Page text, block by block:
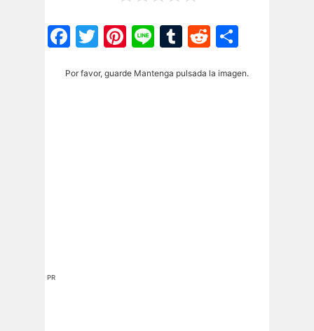
Facebook
Twitter
Pinterest
LineTumblr
Reddit
Por favor, guarde Mantenga pulsada la imagen.
PR